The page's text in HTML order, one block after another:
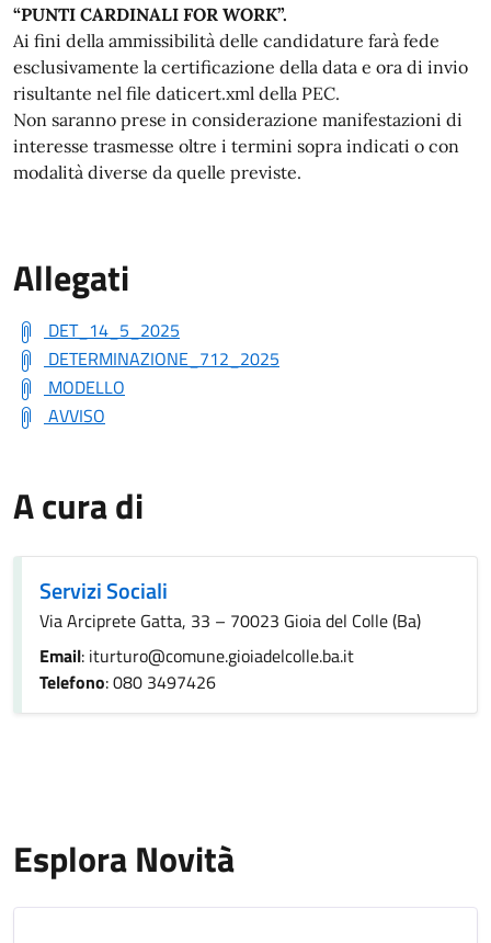
“PUNTI CARDINALI FOR WORK”.
Ai fini della ammissibilità delle candidature farà fede
esclusivamente la certificazione della data e ora di invio
risultante nel file daticert.xml della PEC.
Non saranno prese in considerazione manifestazioni di
interesse trasmesse oltre i termini sopra indicati o con
modalità diverse da quelle previste.
Allegati
DET_14_5_2025
DETERMINAZIONE_712_2025
MODELLO
AVVISO
A cura di
Servizi Sociali
Via Arciprete Gatta, 33 – 70023 Gioia del Colle (Ba)
Email: iturturo@comune.gioiadelcolle.ba.it
Telefono: 080 3497426
Esplora Novità